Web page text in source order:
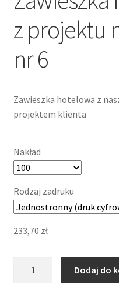
z projektu
nr 6
Zawieszka hotelowa z
projektem klienta
Nakład
Rodzaj zadruku
233,70 zł
Dodaj do